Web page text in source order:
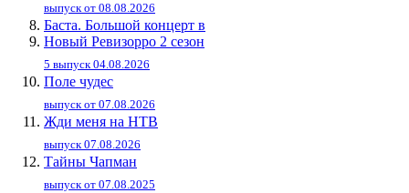
выпуск от 08.08.2026
Баста. Большой концерт в
Новый Ревизорро 2 сезон
5 выпуск 04.08.2026
Поле чудес
выпуск от 07.08.2026
Жди меня на НТВ
выпуск 07.08.2026
Тайны Чапман
выпуск от 07.08.2025